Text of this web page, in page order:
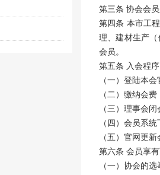
第三条 协会会
第四条 本市工
理、建材生产
会员。
第五条 入会程序
（一）登陆本
（二）缴纳会费
（三）理事会
（四）会员系
（五）官网更
第六条 会员享
（一）协会的